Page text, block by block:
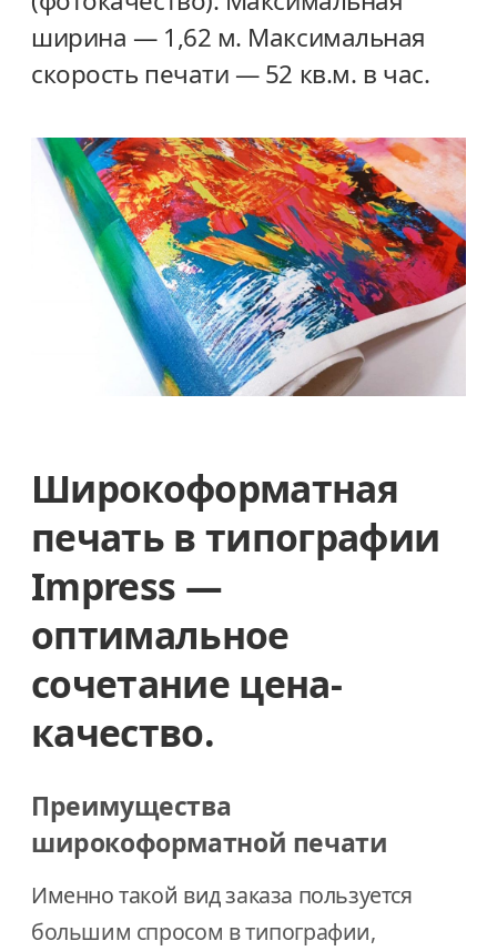
ширина — 1,62 м. Максимальная
скорость печати — 52 кв.м. в час.
Широкоформатная
печать в типографии
Impress —
оптимальное
сочетание цена-
качество.
Преимущества
широкоформатной печати
Именно такой вид заказа пользуется
большим спросом в типографии,